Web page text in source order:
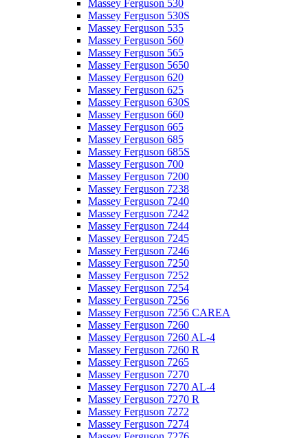
Massey Ferguson 530
Massey Ferguson 530S
Massey Ferguson 535
Massey Ferguson 560
Massey Ferguson 565
Massey Ferguson 5650
Massey Ferguson 620
Massey Ferguson 625
Massey Ferguson 630S
Massey Ferguson 660
Massey Ferguson 665
Massey Ferguson 685
Massey Ferguson 685S
Massey Ferguson 700
Massey Ferguson 7200
Massey Ferguson 7238
Massey Ferguson 7240
Massey Ferguson 7242
Massey Ferguson 7244
Massey Ferguson 7245
Massey Ferguson 7246
Massey Ferguson 7250
Massey Ferguson 7252
Massey Ferguson 7254
Massey Ferguson 7256
Massey Ferguson 7256 CAREA
Massey Ferguson 7260
Massey Ferguson 7260 AL-4
Massey Ferguson 7260 R
Massey Ferguson 7265
Massey Ferguson 7270
Massey Ferguson 7270 AL-4
Massey Ferguson 7270 R
Massey Ferguson 7272
Massey Ferguson 7274